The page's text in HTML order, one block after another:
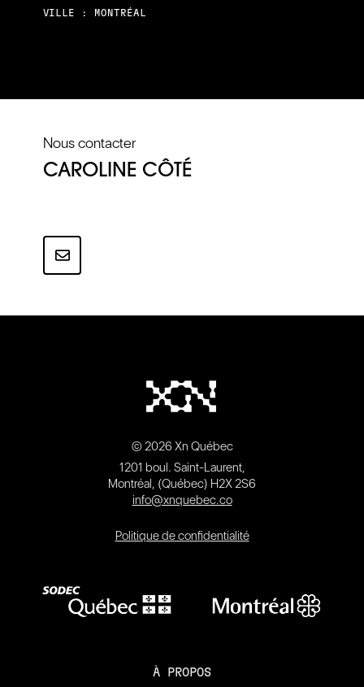
VILLE : MONTRÉAL
Nous contacter
CAROLINE CÔTÉ
© 2026 Xn Québec
1201 boul. Saint-Laurent,
Montréal, (Québec) H2X 2S6
info@xnquebec.co
Politique de confidentialité
À PROPOS